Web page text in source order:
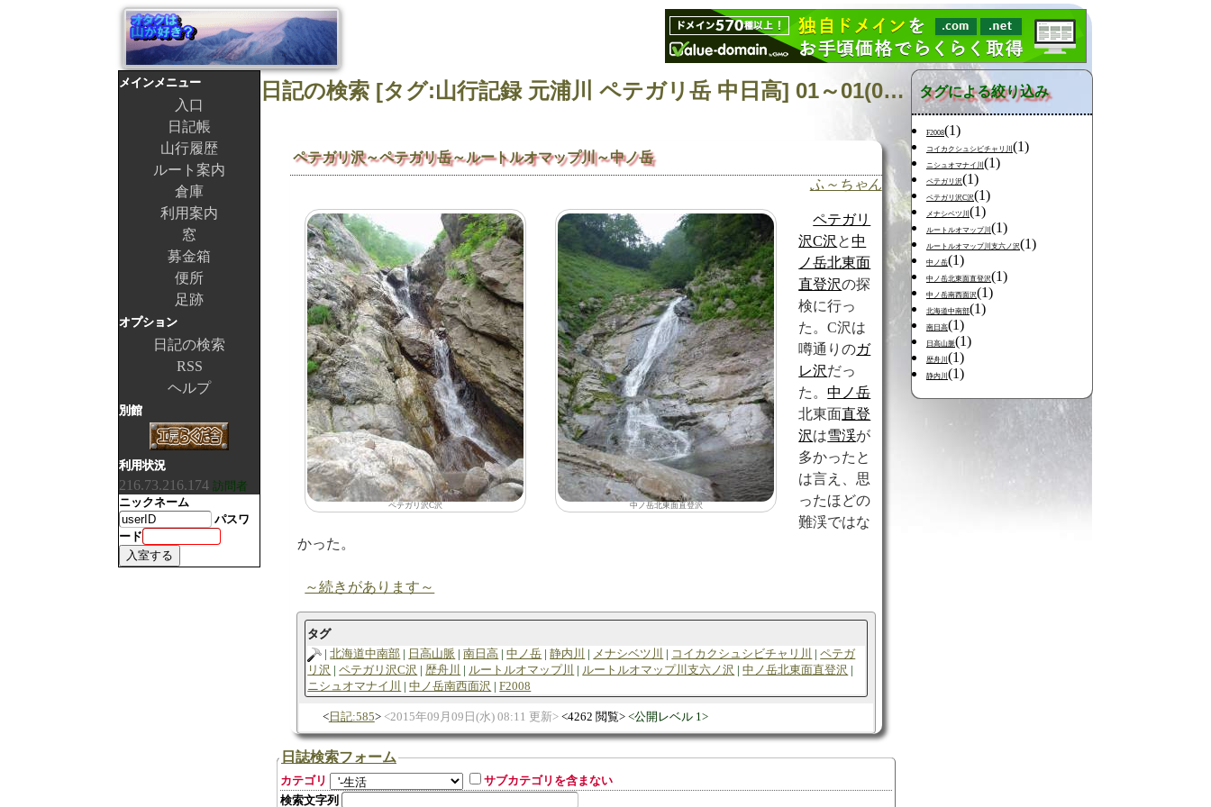
日記の検索 [タグ:山行記録 元浦川 ペテガリ岳 中日高] 01～01(01件中)
ペテガリ沢～ペテガリ岳～ルートルオマップ川～中ノ岳
ふ～ちゃん
ペテガリ沢C沢 中ノ岳北東面直登沢
ペテガリ
沢C沢 と中
ノ岳北東面
直登沢の探
検に行っ
た。C沢は
噂通りのガ
レ沢だっ
た。中ノ岳
北東面直登
沢は雪渓が
多かったと
は言え、思
ったほどの
難渓ではな
かった。
～続きがあります～
タグ
北海道中南部
日高山脈 南日高 中ノ岳 静内川 メナシベツ川 コイカクシュシビチャリ川
ペテガ
リ沢
ペテガリ沢C沢 歴舟川 ルートルオマップ川 ルートルオマップ川支六ノ沢
中ノ岳北東面直登沢
ニシュオマナイ川
中ノ岳南西面沢 F2008
日記:585 2015年09月09日(水) 08:11 更新 4262 閲覧 公開レベル 1
日誌検索フォーム
カテゴリ
サブカテゴリを含まない
検索文字列
タグによる絞り込み
F2008(1)
コイカクシュシビチャリ川 (1)
ニシュオマナイ川 (1)
ペテガリ沢(1)
ペテガリ沢C沢(1)
メナシベツ川 (1)
ルートルオマップ川 (1)
ルートルオマップ川支六ノ沢(1)
中ノ岳(1)
中ノ岳北東面直登沢(1)
中ノ岳南西面沢(1)
北海道中南部(1)
南日高(1)
日高山脈(1)
歴舟川 (1)
静内川 (1)
メインメニュー
入口
日記帳
山行履歴
ルート案内
倉庫
利用案内
窓
募金箱
便所
足跡
オプション
日記の検索
RSS
ヘルプ
別館
利用状況
216.73.216.174 訪問者
ニックネーム
パスワ
ード